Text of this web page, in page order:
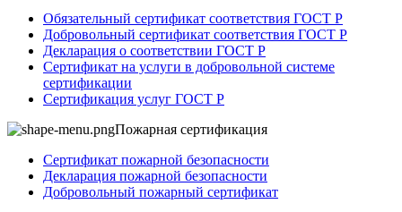
Обязательный сертификат соответствия ГОСТ Р
Добровольный сертификат соответствия ГОСТ Р
Декларация о соответствии ГОСТ Р
Сертификат на услуги в добровольной системе
сертификации
Сертификация услуг ГОСТ Р
Пожарная сертификация
Сертификат пожарной безопасности
Декларация пожарной безопасности
Добровольный пожарный сертификат